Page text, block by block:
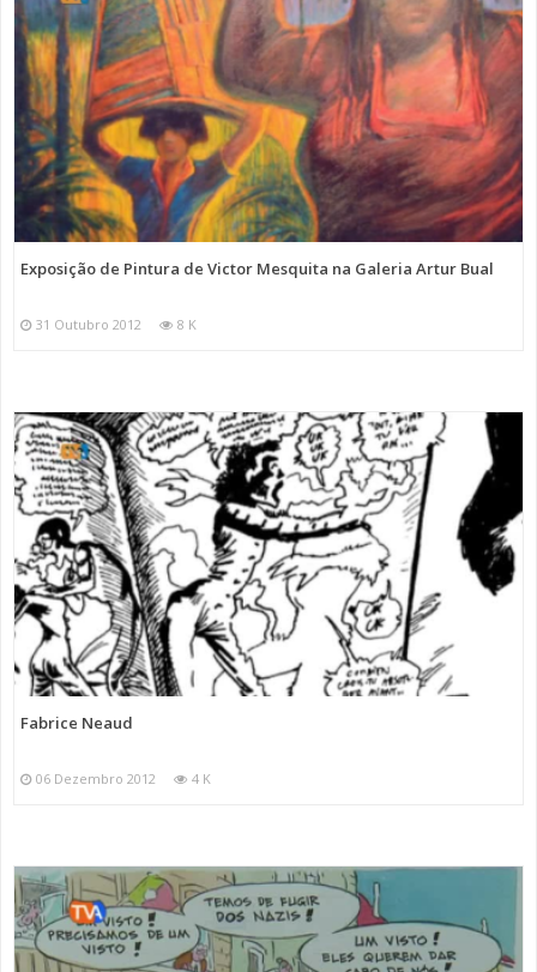
Exposição de Pintura de Victor Mesquita na Galeria Artur Bual
31 Outubro 2012 8 K
Fabrice Neaud
06 Dezembro 2012 4 K